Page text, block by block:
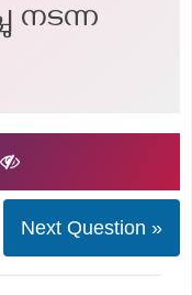
നടന്ന
Next Question »